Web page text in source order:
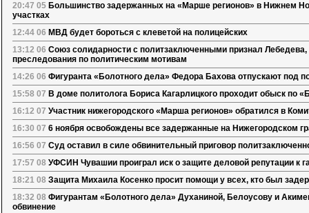
20:47 05 Большинство задержанных на «Марше регионов» в Нижнем
участках
12:44 06 МВД будет бороться с клеветой на полицейских
13:12 06 Союз солидарности с политзаключенными признал
преследования по политическим мотивам
14:26 06 Фигуранта «Болотного дела» Федора Бахова отпускают под
15:58 07 В доме политолога Бориса Кагарлицкого проходит обыск по
16:12 07 Участник нижегородского «Марша регионов» обратился в
16:30 07 6 ноября освобождены все задержанные на Нижегородском
16:56 07 Суд оставил в силе обвинительный приговор
17:57 08 УФСИН Чувашии проиграл иск о защите деловой репутации к
18:21 08 Защита Михаила Косенко просит помощи у всех, кто был
18:32 08 Фигурантам «Болотного дела» Духаниной, Белоусову и
обвинение